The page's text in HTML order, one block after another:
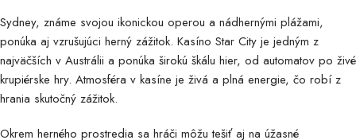
Sydney, známe svojou ikonickou operou a nádhernými plážami,
ponúka aj vzrušujúci herný zážitok. Kasíno Star City je jedným z
najväčších v Austrálii a ponúka širokú škálu hier, od automatov po živé
krupiérske hry. Atmosféra v kasíne je živá a plná energie, čo robí z
hrania skutočný zážitok.
Okrem herného prostredia sa hráči môžu tešiť aj na úžasné